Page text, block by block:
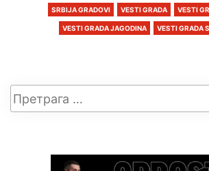
SRBIJA GRADOVI VESTI GRADA VESTI
VESTI GRADA JAGODINA VESTI GRADA